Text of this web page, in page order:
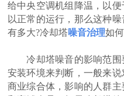
给中央空调机组降温，以
以正常的运行，那么这种噪
有多大?冷却塔噪音治理如
冷却塔噪音的影响范围
安装环境来判断，一般来说
商业综合体，影响的人群主